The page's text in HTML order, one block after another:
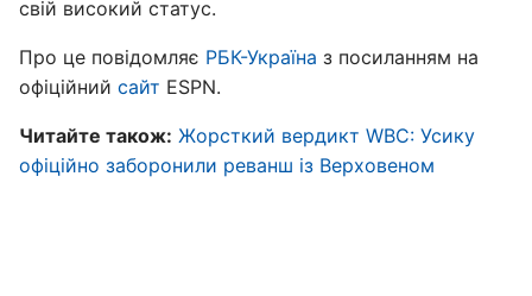
свій високий статус.
Про це повідомляє РБК-Україна з посиланням на
офіційний сайт ESPN.
Читайте також: Жорсткий вердикт WBC: Усику
офіційно заборонили реванш із Верховеном